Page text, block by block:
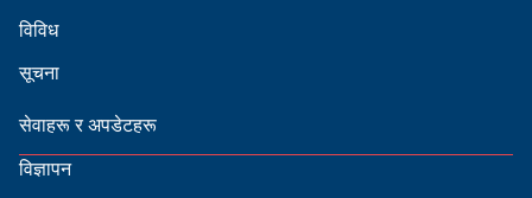
विविध
सूचना
सेवाहरू र अपडेटहरू
विज्ञापन